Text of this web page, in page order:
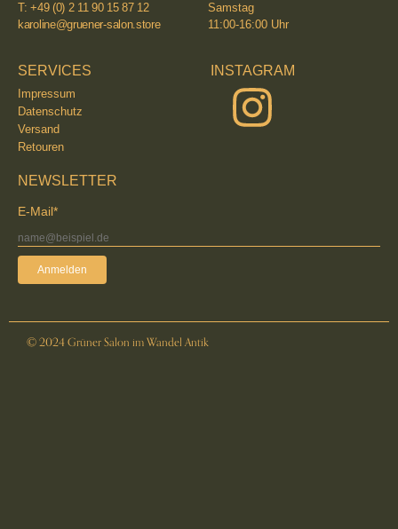
T: +49 (0) 2 11 90 15 87 12
karoline@gruener-salon.store
Samstag
11:00-16:00 Uhr
SERVICES
Impressum
Datenschutz
Versand
Retouren
INSTAGRAM
NEWSLETTER
E-Mail*
Anmelden
© 2024 Grüner Salon im Wandel Antik